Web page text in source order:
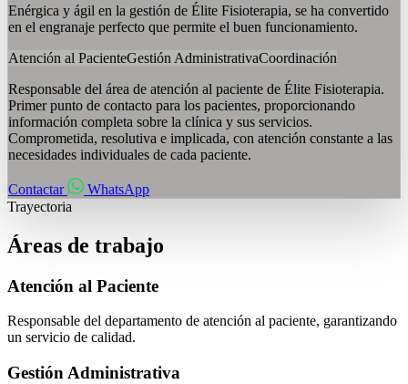
Enérgica y ágil en la gestión de Élite Fisioterapia, se ha convertido
en el engranaje perfecto que permite el buen funcionamiento.
Atención al PacienteGestión AdministrativaCoordinación
Responsable del área de atención al paciente de Élite Fisioterapia.
Primer punto de contacto para los pacientes, proporcionando
información completa sobre la clínica y sus servicios.
Comprometida, resolutiva e implicada, con atención constante a las
necesidades individuales de cada paciente.
Contactar
WhatsApp
Trayectoria
Áreas de trabajo
Atención al Paciente
Responsable del departamento de atención al paciente, garantizando
un servicio de calidad.
Gestión Administrativa